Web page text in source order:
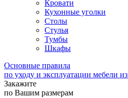
Кровати
Кухонные уголки
Столы
Стулья
Тумбы
Шкафы
Основные правила
по уходу и эксплуатации мебели
Закажите
по Вашим размерам